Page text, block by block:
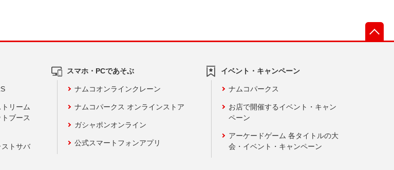
リーム
ブース
トサバ
スマホ・PCであそぶ
ナムコオンラインクレーン
ナムコパークス オンラインストア
ガシャポンオンライン
公式スマートフォンアプリ
イベント・キャンペーン
ナムコパークス
お店で開催するイベント・キャン
ペーン
アーケードゲーム 各タイトルの大
会・イベント・キャンペーン